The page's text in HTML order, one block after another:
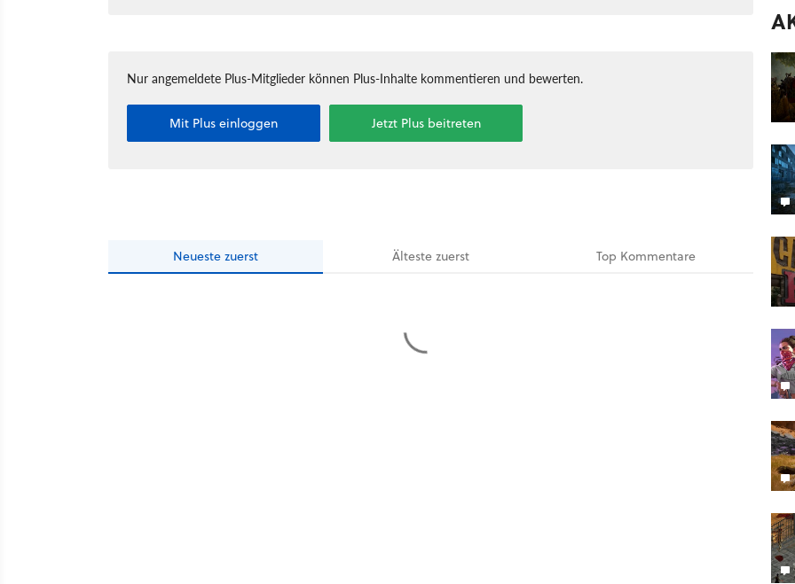
Nur angemeldete Plus-Mitglieder können Plus-Inhalte kommentieren und bewerten.
Mit Plus einloggen Jetzt Plus beitreten
Neueste zuerst Ältestezuerst Top Kommentare